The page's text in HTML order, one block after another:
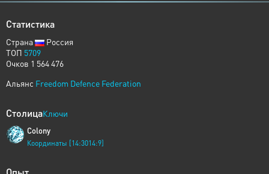
Статистика
Страна
Россия
ТОП 5709
Очков 1 564 476
Альянс Freedom Defence Federation
СтолицаКлючи
Colony
Координаты [14:3014:9]